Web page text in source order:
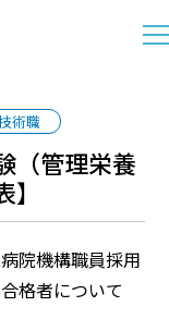
（管理栄養
術職
院機構職員採用
格者について